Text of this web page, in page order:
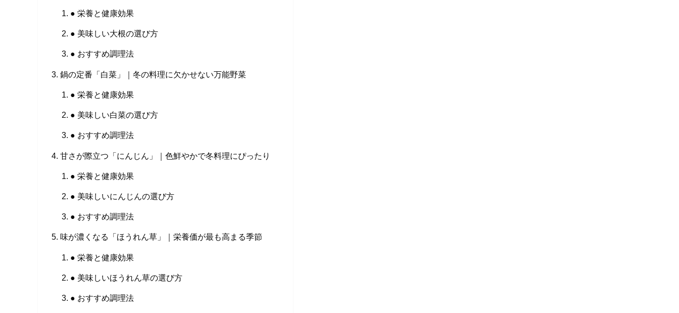
● 栄養と健康効果
● 美味しい大根の選び方
● おすすめ調理法
鍋の定番「白菜」｜冬の料理に欠かせない万能野菜
● 栄養と健康効果
● 美味しい白菜の選び方
● おすすめ調理法
甘さが際立つ「にんじん」｜色鮮やかで冬料理にぴったり
● 栄養と健康効果
● 美味しいにんじんの選び方
● おすすめ調理法
味が濃くなる「ほうれん草」｜栄養価が最も高まる季節
● 栄養と健康効果
● 美味しいほうれん草の選び方
● おすすめ調理法